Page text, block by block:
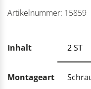
Artikelnummer: 15859
Inhalt
Montageart